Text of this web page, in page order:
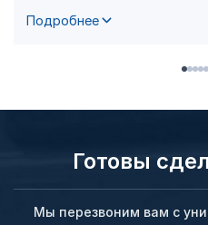
Подробнее
Готовы
Мы перезвоним вам с